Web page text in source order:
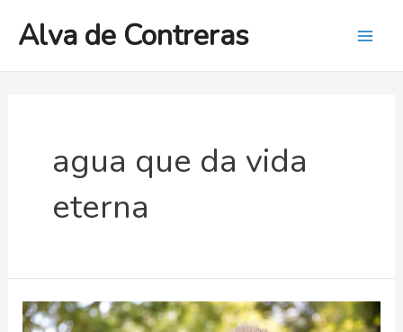
Alva de Contreras
agua que da vida
eterna